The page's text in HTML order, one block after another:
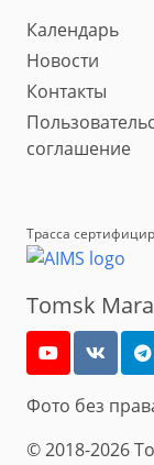
Календарь
Новости
Контакты
соглашение
Трасса
Tomsk
Фото без
© 2018-2026